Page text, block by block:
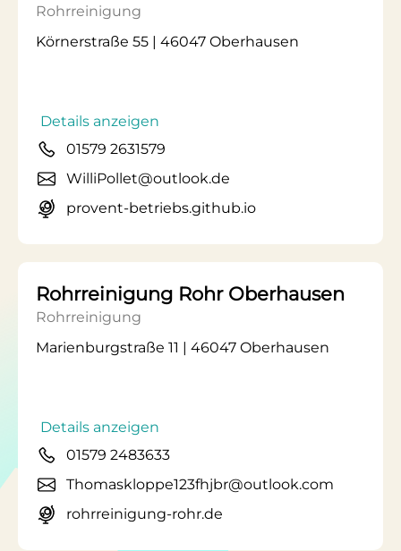
Rohrreinigung
Körnerstraße 55 | 46047 Oberhausen
Details anzeigen
01579 2631579
WilliPollet@outlook.de
provent-betriebs.github.io
Rohrreinigung Rohr Oberhausen
Rohrreinigung
Marienburgstraße 11 | 46047 Oberhausen
Details anzeigen
01579 2483633
Thomaskloppe123fhjbr@outlook.com
rohrreinigung-rohr.de